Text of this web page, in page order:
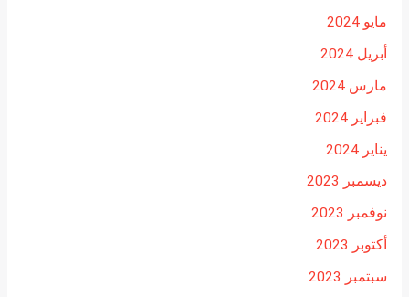
مايو 2024
أبريل 2024
مارس 2024
فبراير 2024
يناير 2024
ديسمبر 2023
نوفمبر 2023
أكتوبر 2023
سبتمبر 2023